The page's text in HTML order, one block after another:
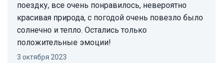
поездку, все очень понравилось, невероятно
красивая природа, с погодой очень повезло было
солнечно и тепло. Остались только
положительные эмоции!
3 октября 2023